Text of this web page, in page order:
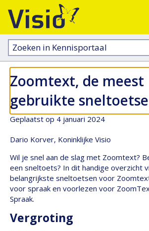
Zoeken
in
kennisportaal:
Zoomtext, de meest
gebruikte
Geplaatst op 4 januari 2024
Dario Korver, Koninklijke Visio
Wil je snel aan de slag met Zoomtext?
een sneltoets? In dit handige overzicht
belangrijkste sneltoetsen voor
voor spraak en voorlezen voor
Spraak.
Vergroting